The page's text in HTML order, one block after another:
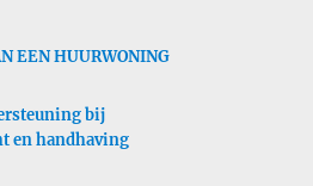
EEN HUURWONING
bij
en handhaving